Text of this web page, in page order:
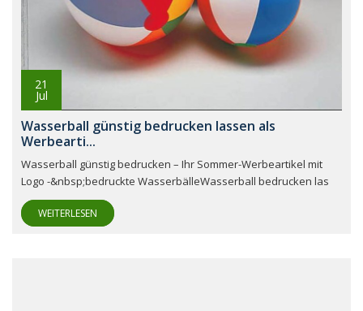
21
Jul
Wasserball günstig bedrucken lassen als
Werbearti...
Wasserball günstig bedrucken – Ihr Sommer-Werbeartikel mit
Logo -&nbsp;bedruckte WasserbälleWasserball bedrucken las
WEITERLESEN